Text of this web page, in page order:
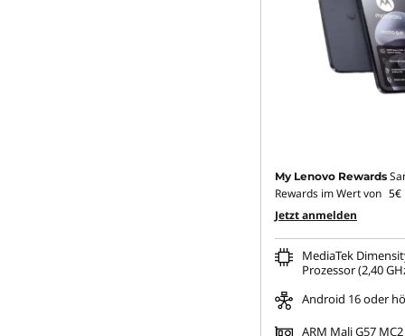
My Lenovo Rewards
Rewards im Wert von 5€
Jetzt anmelden
MediaTek
Prozessor (2,40
Android 16 oder
ARM Mali G57 MC2